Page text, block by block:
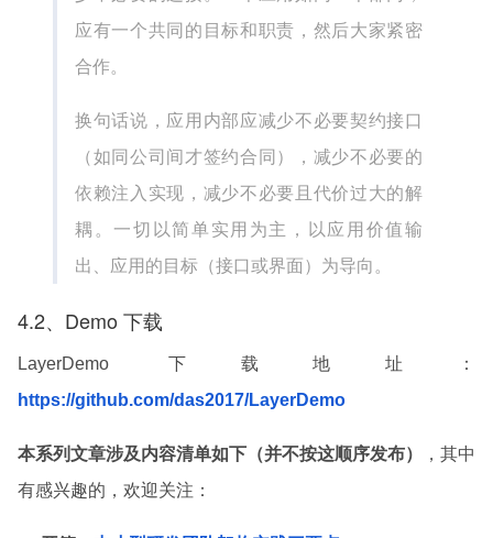
应有一个共同的目标和职责，然后大家紧密
合作。
换句话说，应用内部应减少不必要契约接口
（如同公司间才签约合同），减少不必要的
依赖注入实现，减少不必要且代价过大的解
耦。一切以简单实用为主，以应用价值输
出、应用的目标（接口或界面）为导向。
4.2、Demo 下载
LayerDemo 下载地址：
https://github.com/das2017/LayerDemo
本系列文章涉及内容清单如下（并不按这顺序发布）
，其中
有感兴趣的，欢迎关注：